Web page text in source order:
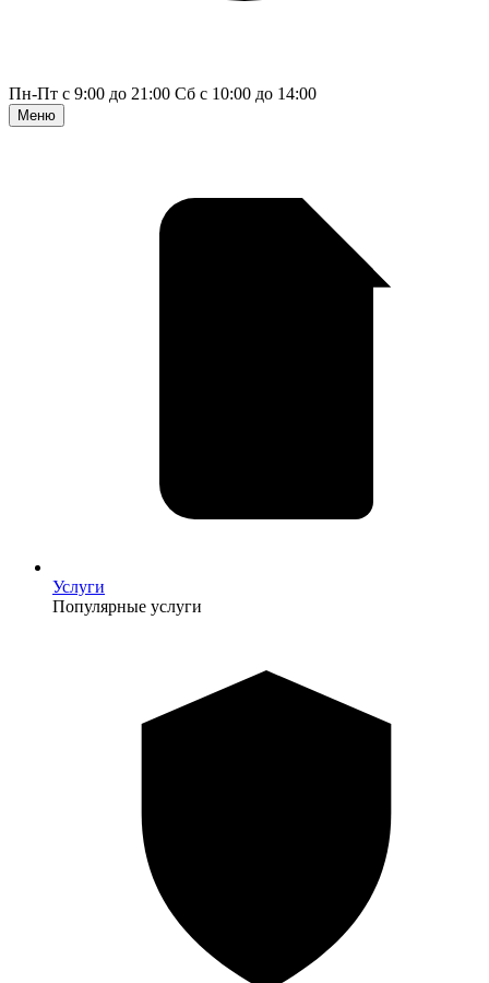
Пн-Пт с 9:00 до 21:00 Сб с 10:00 до 14:00
Меню
Услуги
Популярные услуги